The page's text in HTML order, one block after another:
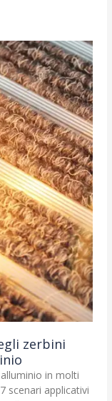
zerbini
in molti
scenari applicativi